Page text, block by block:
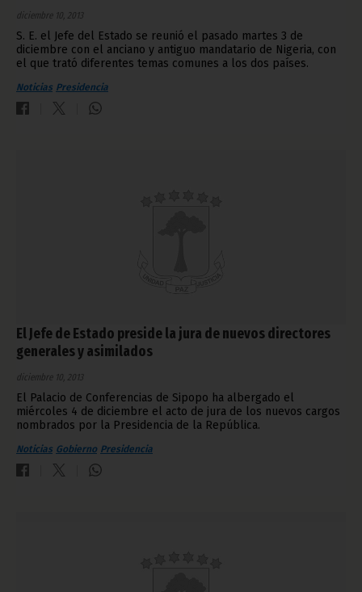
diciembre 10, 2013
S. E. el Jefe del Estado se reunió el pasado martes 3 de
diciembre con el anciano y antiguo mandatario de Nigeria, con
el que trató diferentes temas comunes a los dos países.
Noticias Presidencia
El Jefe de Estado preside la jura de nuevos directores
generales y asimilados
diciembre 10, 2013
El Palacio de Conferencias de Sipopo ha albergado el
miércoles 4 de diciembre el acto de jura de los nuevos cargos
nombrados por la Presidencia de la República.
Noticias Gobierno Presidencia